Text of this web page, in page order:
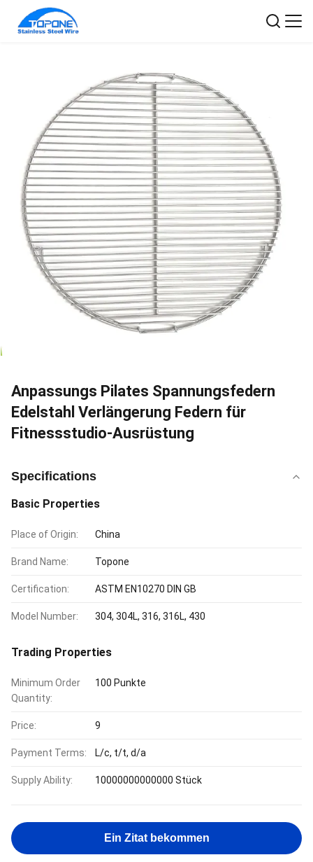
Anpassungs Pilates Spannungsfedern
Edelstahl Verlängerung Federn für
Fitnessstudio-Ausrüstung
Specifications
Basic Properties
Place of Origin: China
Brand Name: Topone
Certification: ASTM EN10270 DIN GB
Model Number: 304, 304L, 316, 316L, 430
Trading Properties
Minimum Order
Quantity:
100 Punkte
Price: 9
Payment Terms: L/c, t/t, d/a
Supply Ability: 10000000000000 Stück
Ein Zitat bekommen